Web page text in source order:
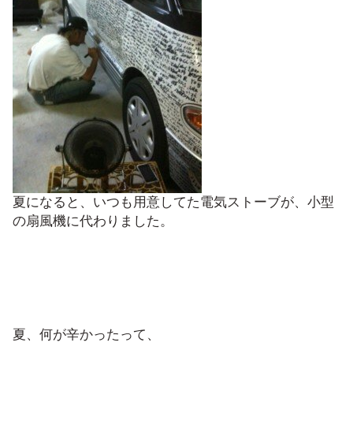
夏になると、いつも用意してた電気ストーブが、小型
の扇風機に代わりました。
夏、何が辛かったって、